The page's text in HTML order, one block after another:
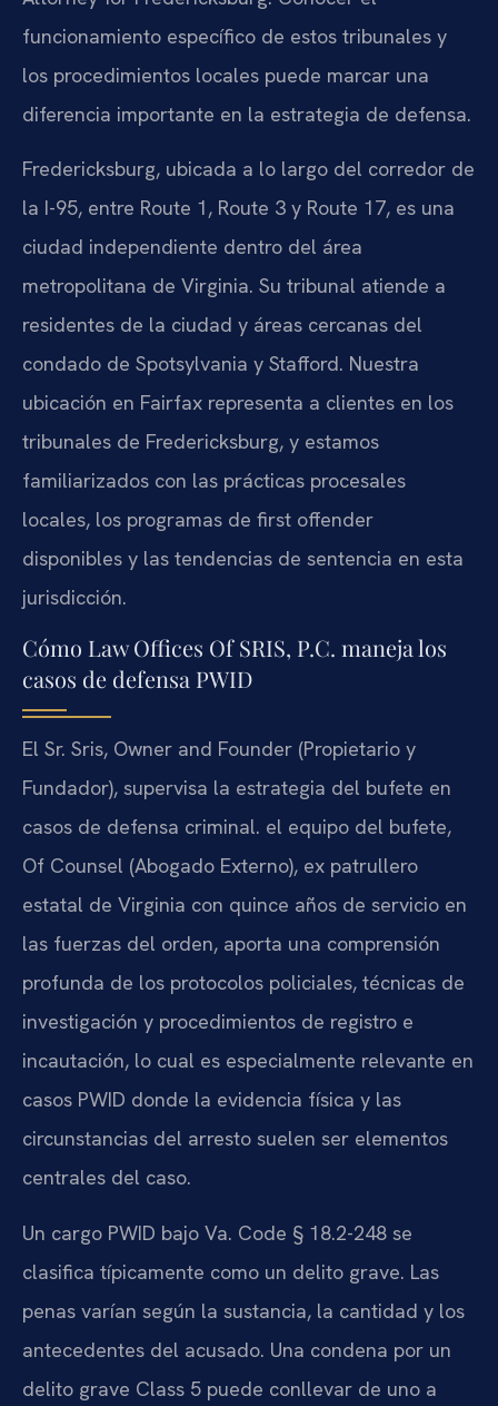
funcionamiento específico de estos tribunales y
los procedimientos locales puede marcar una
diferencia importante en la estrategia de defensa.
Fredericksburg, ubicada a lo largo del corredor de
la I-95, entre Route 1, Route 3 y Route 17, es una
ciudad independiente dentro del área
metropolitana de Virginia. Su tribunal atiende a
residentes de la ciudad y áreas cercanas del
condado de Spotsylvania y Stafford. Nuestra
ubicación en Fairfax representa a clientes en los
tribunales de Fredericksburg, y estamos
familiarizados con las prácticas procesales
locales, los programas de first offender
disponibles y las tendencias de sentencia en esta
jurisdicción.
Cómo Law Offices Of SRIS, P.C. maneja los
casos de defensa PWID
El Sr. Sris, Owner and Founder (Propietario y
Fundador), supervisa la estrategia del bufete en
casos de defensa criminal. el equipo del bufete,
Of Counsel (Abogado Externo), ex patrullero
estatal de Virginia con quince años de servicio en
las fuerzas del orden, aporta una comprensión
profunda de los protocolos policiales, técnicas de
investigación y procedimientos de registro e
incautación, lo cual es especialmente relevante en
casos PWID donde la evidencia física y las
circunstancias del arresto suelen ser elementos
centrales del caso.
Un cargo PWID bajo Va. Code § 18.2-248 se
clasifica típicamente como un delito grave. Las
penas varían según la sustancia, la cantidad y los
antecedentes del acusado. Una condena por un
delito grave Class 5 puede conllevar de uno a